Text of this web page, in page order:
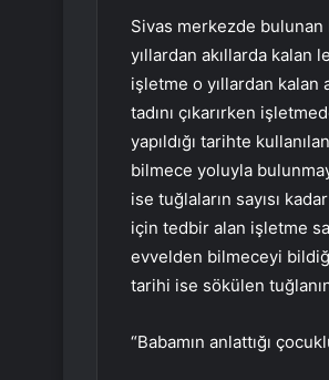
Sivas merkezde bulunan
yıllardan akıllarda
işletme o yıllardan
tadını çıkarırken
yapıldığı tarihte
bilmece yoluyla
ise tuğlaların sayısı
için tedbir alan işletme
evvelden bilmeceyi
tarihi ise sökülen
“Babamın anlattığı